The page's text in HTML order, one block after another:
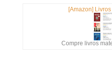
[Amazon]
Compre livros